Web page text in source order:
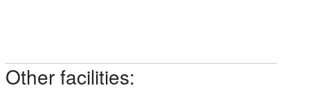
Other facilities: